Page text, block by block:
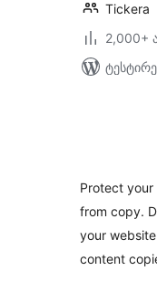
Tickera
2,000+
Protect
from copy.
your
content